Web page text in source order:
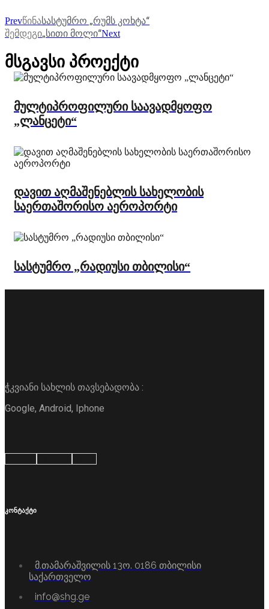
Prevწინასასტუმრო „რუმს კოხტა“
შემდეგი„სითი მოლი“Next
მსგავსი პროექტი
მულტიპროფილური საავადმყოფო
„ლანცეტი“
დავით აღმაშენებლის სახელობის
საერთაშორისო აეროპორტი
სასტუმრო „რადიუსი თბილისი“
ჭკვიანი სახლის თავსებადობა :
Google, Android, Iphone
კონტაქტი
მ.თამარაშვილის 13ო. 0186 თბილისი
საქართველო
info@shg.ge